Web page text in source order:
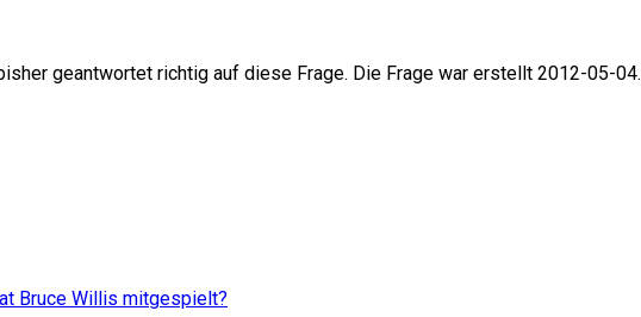
geantwortet richtig auf diese Frage. Die Frage war erstellt 2012-05-04.
Bruce Willis mitgespielt?